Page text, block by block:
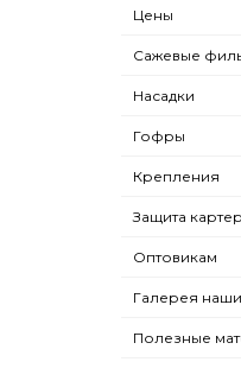
Цены
Сажевые
Насадки
Гофры
Крепления
Защита
Оптовикам
Галерея
Полезные